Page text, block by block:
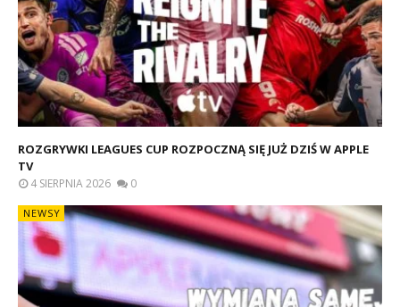
ROZGRYWKI LEAGUES CUP ROZPOCZNĄ SIĘ JUŻ DZIŚ W APPLE
TV
4 SIERPNIA 2026 0
NEWSY